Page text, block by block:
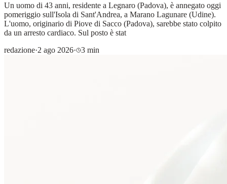
Un uomo di 43 anni, residente a Legnaro (Padova), è annegato oggi
pomeriggio sull'Isola di Sant'Andrea, a Marano Lagunare (Udine).
L'uomo, originario di Piove di Sacco (Padova), sarebbe stato colpito
da un arresto cardiaco. Sul posto è stat
redazione·2 ago 2026· 3 min